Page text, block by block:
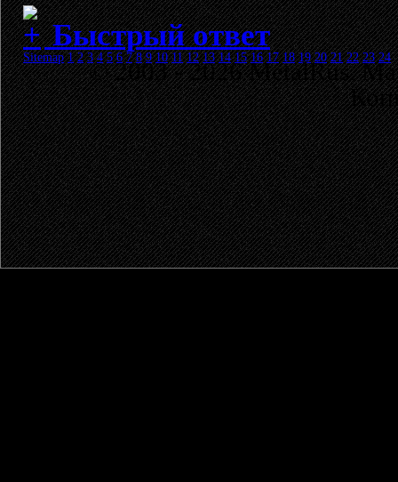
Быстрый ответ
Sitemap 1 2 3 4 5 6 7 8 9 10 11 12 13 14 15 16 17 18 19 20 21 22 23 24
© 2003 - 2026 MetalRus.